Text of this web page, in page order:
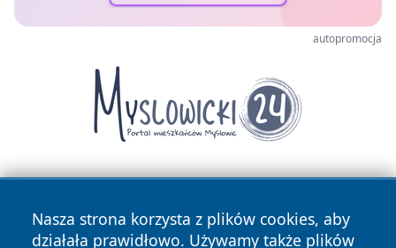
autopromocja
Nasza strona korzysta z plików cookies, aby
działała prawidłowo. Używamy także plików